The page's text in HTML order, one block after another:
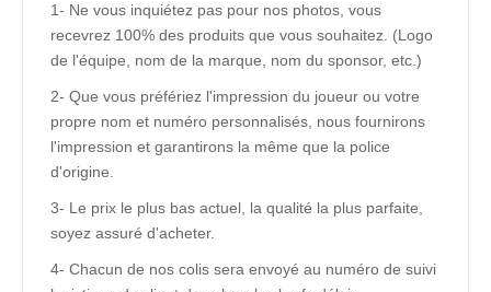
1- Ne vous inquiétez pas pour nos photos, vous
recevrez 100% des produits que vous souhaitez. (Logo
de l'équipe, nom de la marque, nom du sponsor, etc.)
2- Que vous préfériez l'impression du joueur ou votre
propre nom et numéro personnalisés, nous fournirons
l'impression et garantirons la même que la police
d'origine.
3- Le prix le plus bas actuel, la qualité la plus parfaite,
soyez assuré d'acheter.
4- Chacun de nos colis sera envoyé au numéro de suivi